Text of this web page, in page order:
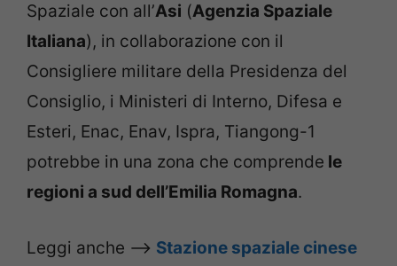
Spaziale con all’Asi (Agenzia Spaziale
Italiana), in collaborazione con il
Consigliere militare della Presidenza del
Consiglio, i Ministeri di Interno, Difesa e
Esteri, Enac, Enav, Ispra, Tiangong-1
potrebbe in una zona che comprende le
regioni a sud dell’Emilia Romagna.
Leggi anche –> Stazione spaziale cinese